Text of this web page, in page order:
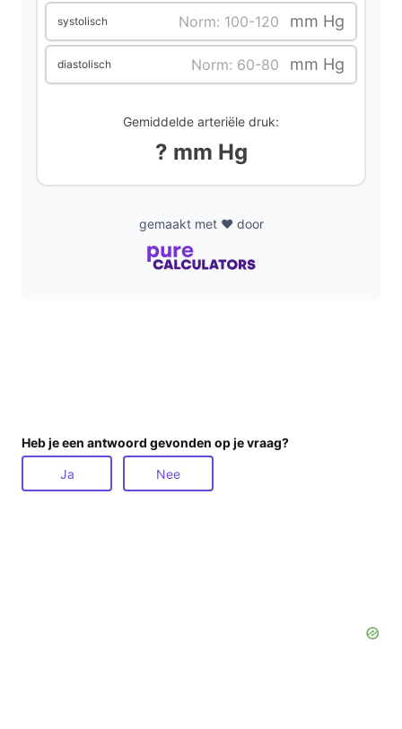
i
d
e
o
systolisch mm Hg
diastolisch mm Hg
Gemiddelde arteriële druk:
? mm Hg
gemaakt met ❤️ door
Heb je een antwoord gevonden op je vraag?
Ja Nee